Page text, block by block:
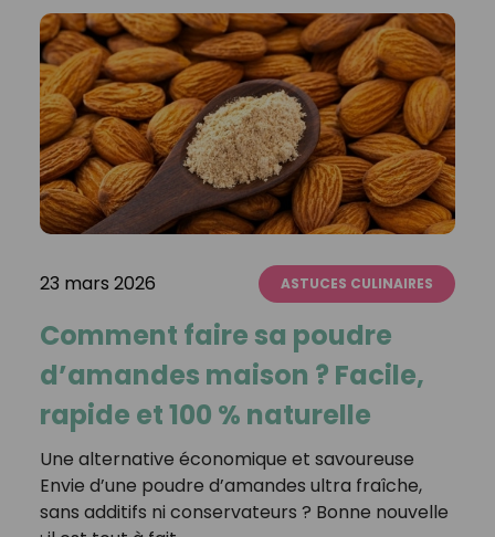
23 mars 2026 ASTUCES CULINAIRES
Comment faire sa poudre
d’amandes maison ? Facile,
rapide et 100 % naturelle
Une alternative économique et savoureuse
Envie d’une poudre d’amandes ultra fraîche,
sans additifs ni conservateurs ? Bonne nouvelle